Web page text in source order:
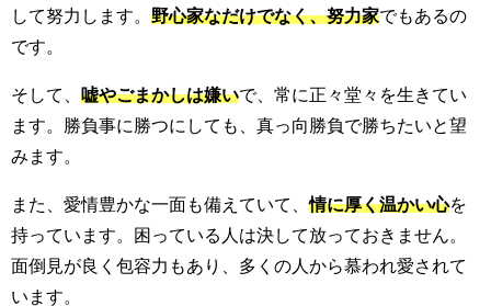
して努力します。 野心家なだけでなく、努力家でもあるの
です。
そして、 嘘やごまかしは嫌いで、常に正々堂々を生きてい
ます。勝負事に勝つにしても、真っ向勝負で勝ちたいと望
みます。
また、愛情豊かな一面も備えていて、情に厚く温かい心を
持っています。困っている人は決して放っておきません。
面倒見が良く包容力もあり、多くの人から慕われ愛されて
います。